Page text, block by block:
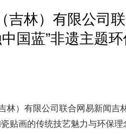
吉林）有限公司
中国蓝”非遗主题
林）有限公司联合网易新闻吉
贴画的传统技艺魅力与环保